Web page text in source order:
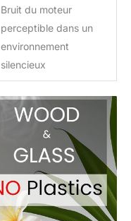
Bruit du moteur
perceptible dans un
environnement
silencieux